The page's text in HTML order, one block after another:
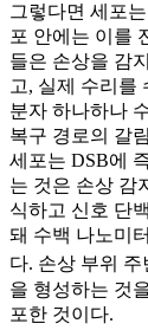
그렇다면 세포
포 안에는 이를
들은 손상을 감
고, 실제 수리를
분자 하나하나
복구 경로의 갈
세포는 DSB에
는 것은 손상 감
식하고 신호 단
돼 수백 나노미
다. 손상 부위
을 형성하는 것
포한 것이다.